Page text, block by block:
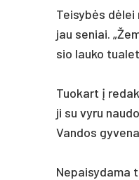
Tei­sybės
jau se­niai.
sio lau­ko
Tuo­kart į
ji su vy­ru
Van­dos
Ne­pai­sy­da­ma